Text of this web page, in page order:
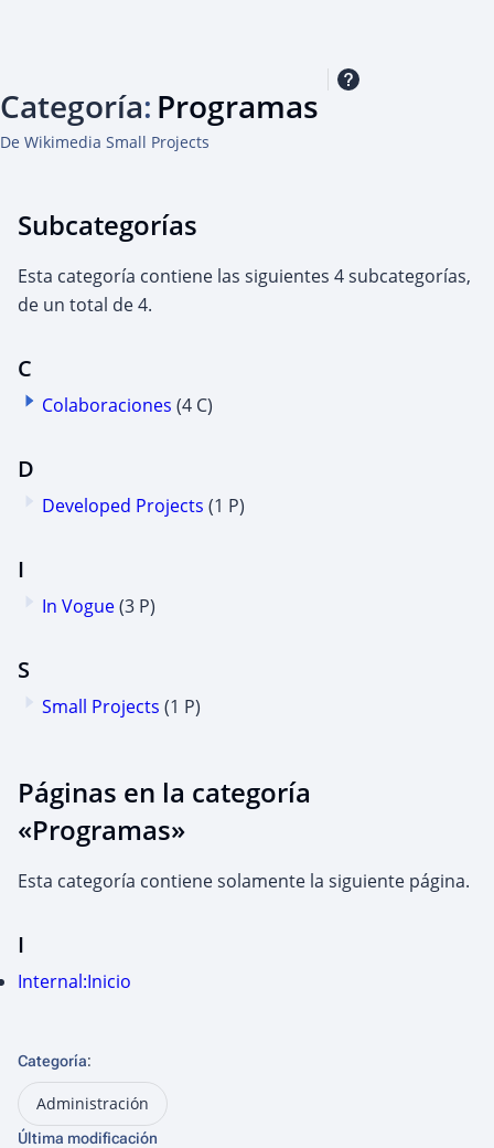
Categoría: Programas
De Wikimedia Small Projects
Subcategorías
Esta categoría contiene las siguientes 4 subcategorías,
de un total de 4.
C
Colaboraciones (4 C)
D
Developed Projects (1 P)
I
In Vogue(3 P)
S
Small Projects (1 P)
Páginas en la categoría
«Programas»
Esta categoría contiene solamente la siguiente página.
I
Internal:Inicio
Categoría:
Administración
Última modificación